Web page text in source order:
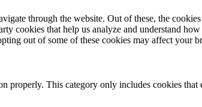
through the website. Out of these, the
cookies that help us analyze and understand
out of some of these cookies may affect your
properly. This category only includes cookies